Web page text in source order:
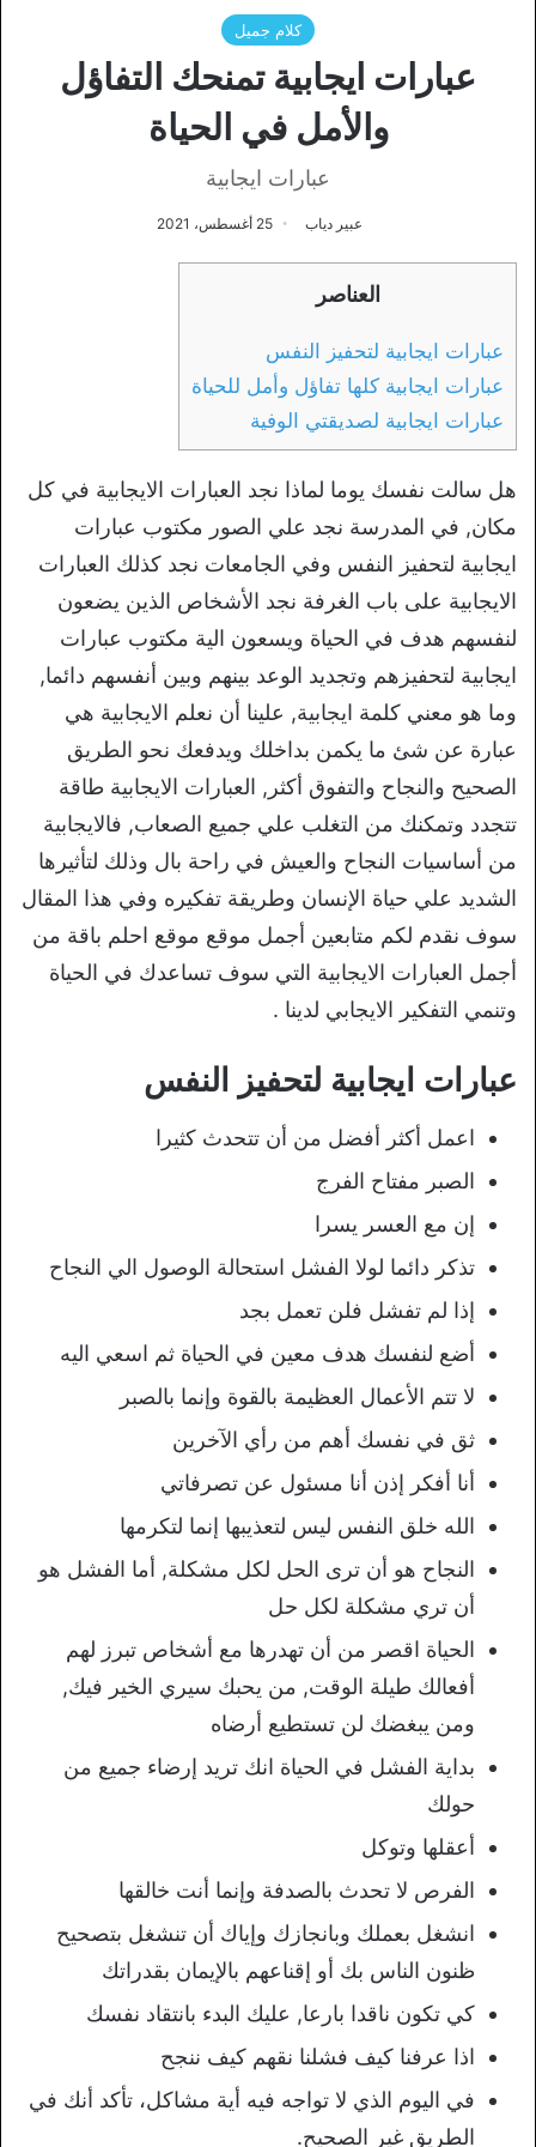
كلام جميل
عبارات ايجابية تمنحك التفاؤل
والأمل في الحياة
عبارات ايجابية
عبير دياب 25 أغسطس، 2021
العناصر
عبارات ايجابية لتحفيز النفس
عبارات ايجابية كلها تفاؤل وأمل للحياة
عبارات ايجابية لصديقتي الوفية
هل سالت نفسك يوما لماذا نجد العبارات الايجابية في كل
مكان, في المدرسة نجد علي الصور مكتوب عبارات
ايجابية لتحفيز النفس وفي الجامعات نجد كذلك العبارات
الايجابية على باب الغرفة نجد الأشخاص الذين يضعون
لنفسهم هدف في الحياة ويسعون الية مكتوب عبارات
ايجابية لتحفيزهم وتجديد الوعد بينهم وبين أنفسهم دائما,
وما هو معني كلمة ايجابية, علينا أن نعلم الايجابية هي
عبارة عن شئ ما يكمن بداخلك ويدفعك نحو الطريق
الصحيح والنجاح والتفوق أكثر, العبارات الايجابية طاقة
تتجدد وتمكنك من التغلب علي جميع الصعاب, فالايجابية
من أساسيات النجاح والعيش في راحة بال وذلك لتأثيرها
الشديد علي حياة الإنسان وطريقة تفكيره وفي هذا المقال
سوف نقدم لكم متابعين أجمل موقع موقع احلم باقة من
أجمل العبارات الايجابية التي سوف تساعدك في الحياة
وتنمي التفكير الايجابي لدينا .
عبارات ايجابية لتحفيز النفس
اعمل أكثر أفضل من أن تتحدث كثيرا
الصبر مفتاح الفرج
إن مع العسر يسرا
تذكر دائما لولا الفشل استحالة الوصول الي النجاح
إذا لم تفشل فلن تعمل بجد
أضع لنفسك هدف معين في الحياة ثم اسعي اليه
لا تتم الأعمال العظيمة بالقوة وإنما بالصبر
ثق في نفسك أهم من رأي الآخرين
أنا أفكر إذن أنا مسئول عن تصرفاتي
الله خلق النفس ليس لتعذيبها إنما لتكرمها
النجاح هو أن ترى الحل لكل مشكلة, أما الفشل هو
أن تري مشكلة لكل حل
الحياة اقصر من أن تهدرها مع أشخاص تبرز لهم
أفعالك طيلة الوقت, من يحبك سيري الخير فيك,
ومن يبغضك لن تستطيع أرضاه
بداية الفشل في الحياة انك تريد إرضاء جميع من
حولك
أعقلها وتوكل
الفرص لا تحدث بالصدفة وإنما أنت خالقها
انشغل بعملك وبانجازك وإياك أن تنشغل بتصحيح
ظنون الناس بك أو إقناعهم بالإيمان بقدراتك
كي تكون ناقدا بارعا, عليك البدء بانتقاد نفسك
اذا عرفنا كيف فشلنا نقهم كيف ننجح
في اليوم الذي لا تواجه فيه أية مشاكل، تأكد أنك في
الطريق غير الصحيح.